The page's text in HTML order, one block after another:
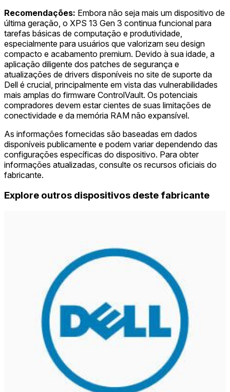
Recomendações: Embora não seja mais um dispositivo de
última geração, o XPS 13 Gen 3 continua funcional para
tarefas básicas de computação e produtividade,
especialmente para usuários que valorizam seu design
compacto e acabamento premium. Devido à sua idade, a
aplicação diligente dos patches de segurança e
atualizações de drivers disponíveis no site de suporte da
Dell é crucial, principalmente em vista das vulnerabilidades
mais amplas do firmware ControlVault. Os potenciais
compradores devem estar cientes de suas limitações de
conectividade e da memória RAM não expansível.
As informações fornecidas são baseadas em dados
disponíveis publicamente e podem variar dependendo das
configurações específicas do dispositivo. Para obter
informações atualizadas, consulte os recursos oficiais do
fabricante.
Explore outros dispositivos deste fabricante